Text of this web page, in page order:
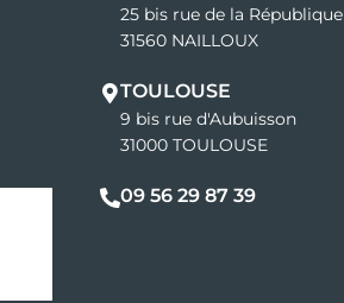
25 bis rue de la République
31560 NAILLOUX
TOULOUSE
9 bis rue d'Aubuisson
31000 TOULOUSE
09 56 29 87 39